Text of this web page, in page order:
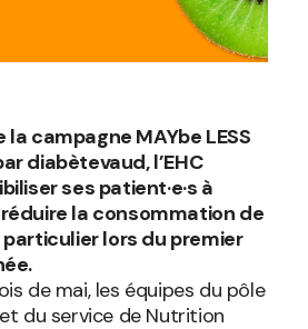
campagne MAYbe LESS
diabètevaud, l’EHC
ses patient·e·s à
la consommation de
lors du premier
de mai, les équipes du pôle
du service de Nutrition